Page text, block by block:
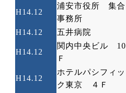
H14.12
浦安市役所 集合
事務所
H14.12 五井病院
H14.12
関内中央ビル 10
Ｆ
H14.12
ホテルパシフィッ
ク東京 ４Ｆ